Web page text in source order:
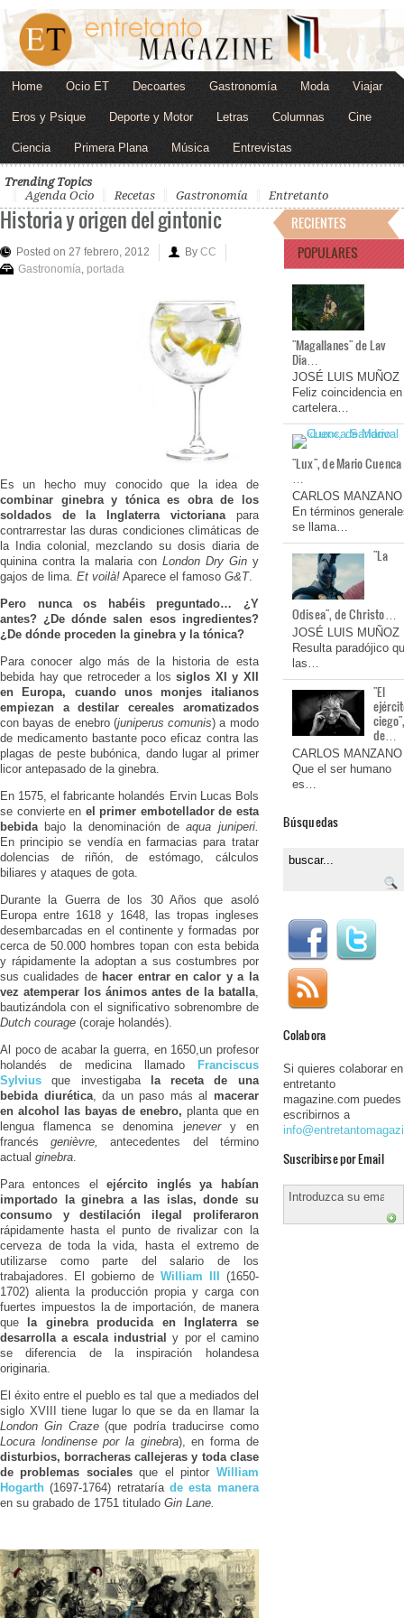
Home Ocio ET Decoartes Gastronomía Moda Viajar
Eros y Psique Deporte y Motor Letras Columnas Cine
Ciencia Primera Plana Música Entrevistas
Trending Topics
Agenda Ocio
Recetas Gastronomía Entretanto
Historia y origen del gintonic
Posted on 27 febrero, 2012 By CC
Gastronomía portada
Es un hecho muy conocido que la idea de
combinar ginebra y tónica es obra de los
soldados de la Inglaterra victorianapara
contrarrestar las duras condiciones climáticas de
la India colonial, mezclando su dosis diaria de
quinina contra la malaria con London Dry Giny
gajos de lima. Et voilà! Aparece el famoso G&T.
Pero nunca os habéis preguntado… ¿Y
antes? ¿De dónde salen esos ingredientes?
¿De dónde proceden la ginebra y la tónica?
Para conocer algo más de la historia de esta
bebida hay que retroceder a lossiglos XI y XII
en Europa, cuando
unos monjes italianos
empiezan a destilar cereales aromatizados
con bayas de enebro (juniperus comunis) a modo
de medicamento bastante poco eficaz contra las
plagas de peste bubónica, dando lugar al primer
licor antepasado de la ginebra.
En 1575, el fabricante holandés Ervin Lucas Bols
se convierte en el primer embotellador de esta
bebida bajo la denominación deaqua juniperi.
En principio se vendía en farmacias para tratar
dolencias de riñón, de estómago, cálculos
biliares y ataques de gota.
Durante la Guerra de los 30 Años que asoló
Europa entre 1618 y 1648, las tropas ingleses
desembarcadas en el continente y formadas por
cerca de 50.000 hombres topan con esta bebida
y rápidamente la adoptan a sus costumbres por
sus cualidades de hacer entrar en calor y a la
vez atemperar los ánimos antes de la batalla,
bautizándola con el significativo sobrenombre de
Dutch courage (coraje holandés).
Al poco de acabar la guerra, en 1650,un profesor
holandés de medicina llamado
Franciscus
Sylvius
que investigabala receta de una
bebida diurética, da un paso más al macerar
en alcohol las bayas de enebro, planta que en
lengua flamenca se denomina jenevery en
francésgenièvre,
antecedentes del término
actual ginebra
Para entonces elejército inglés ya habían
importado la ginebra a las islas, donde su
consumo y destilación ilegal proliferaron
rápidamente hasta el punto de rivalizar con la
cerveza de toda la vida, hasta el extremo de
utilizarse como parte del salario de los
trabajadores. El gobierno de William III
(1650-
1702) alienta la producción propia y carga con
fuertes impuestos la de importación, de manera
que
la ginebra producida en Inglaterra se
desarrolla a escala industrialy por el camino
se diferencia de la inspiración holandesa
originaria.
El éxito entre el pueblo es tal que a mediados del
siglo XVIII tiene lugar lo que se da en llamar la
London Gin Craze(que podría traducirse como
Locura londinense por la ginebra), en forma de
disturbios, borracheras callejeras y toda clase
de problemas socialesque el pintor William
Hogarth (1697-1764) retrataríade esta manera
en su grabado de 1751 titulado Gin Lane.
RECIENTES
POPULARES
"Magallanes" de Lav
Dia…
JOSÉ LUIS MUÑOZ
Feliz coincidencia en
cartelera…
"Lux", de Mario Cuenca
…
CARLOS MANZANO
En términos
se llama…
"La
Odisea", de Christo…
JOSÉ LUIS MUÑOZ
Resulta paradójico
las…
"El
de…
CARLOS MANZANO
Que el ser humano
es…
Búsquedas
Colabora
Si quieres colaborar en
entretanto
magazine.com puedes
escribirnos a
Suscribirse por Email